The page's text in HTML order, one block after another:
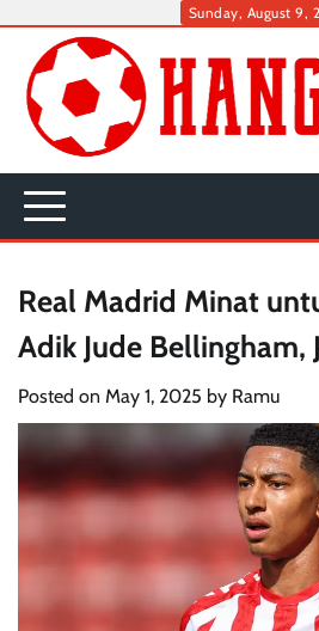
content
Sunday, August 9,
Real Madrid Minat
Adik Jude Bellingham,
Posted on May 1, 2025 by Ramu